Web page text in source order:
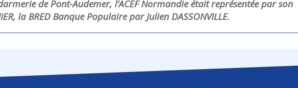
de Pont-Audemer, l’ACEF Normandie était représentée par son
la BRED Banque Populaire par Julien DASSONVILLE.